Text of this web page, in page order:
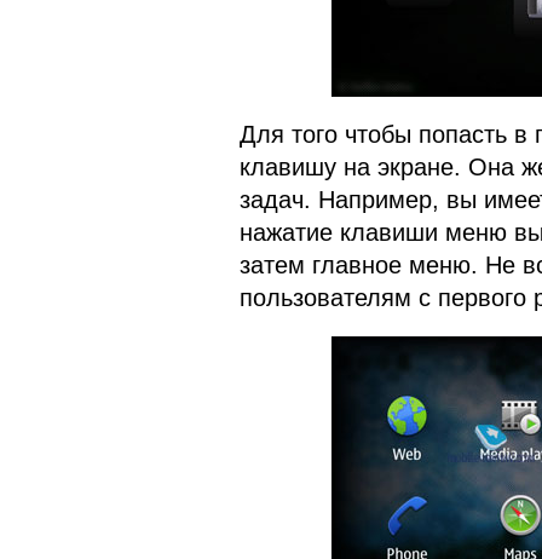
Для того чтобы попасть
клавишу на экране. Она
задач. Например, вы
нажатие клавиши меню
затем главное меню. Не
пользователям с первого